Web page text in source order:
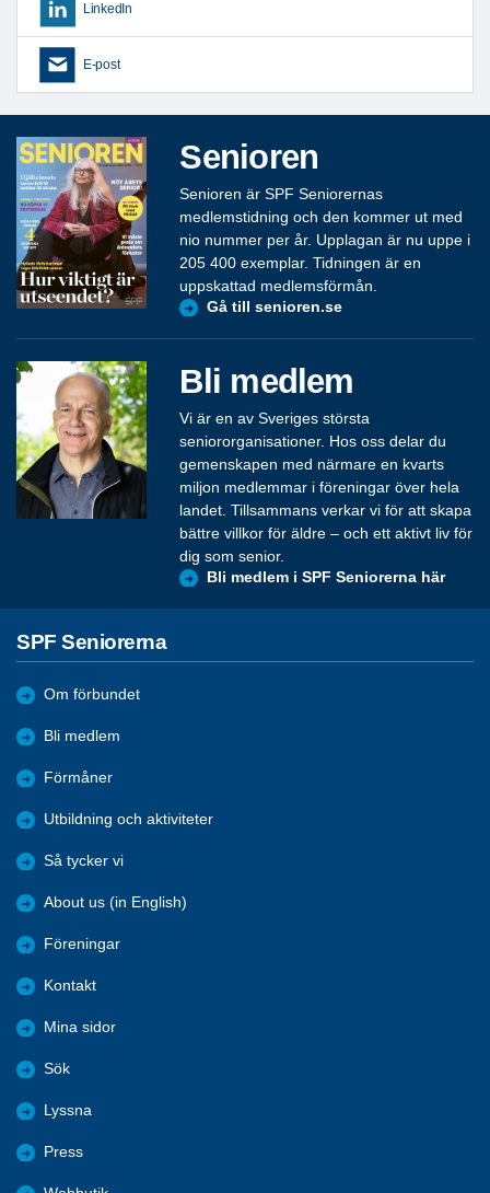
LinkedIn
E-post
Senioren
Senioren är SPF Seniorernas
medlemstidning och den kommer ut med
nio nummer per år. Upplagan är nu uppe i
205 400 exemplar. Tidningen är en
uppskattad medlemsförmån.
Gå till senioren.se
Bli medlem
Vi är en av Sveriges största
seniororganisationer. Hos oss delar du
gemenskapen med närmare en kvarts
miljon medlemmar i föreningar över hela
landet. Tillsammans verkar vi för att skapa
bättre villkor för äldre – och ett aktivt liv för
dig som senior.
Bli medlem i SPF Seniorerna här
SPF Seniorerna
Om förbundet
Bli medlem
Förmåner
Utbildning och aktiviteter
Så tycker vi
About us (in English)
Föreningar
Kontakt
Mina sidor
Sök
Lyssna
Press